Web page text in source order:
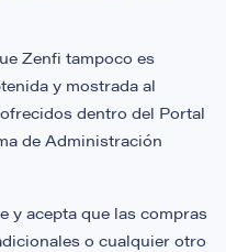
Zenfi tampoco es
y mostrada al
dentro del Portal
de Administración
y acepta que las compras
o cualquier otro